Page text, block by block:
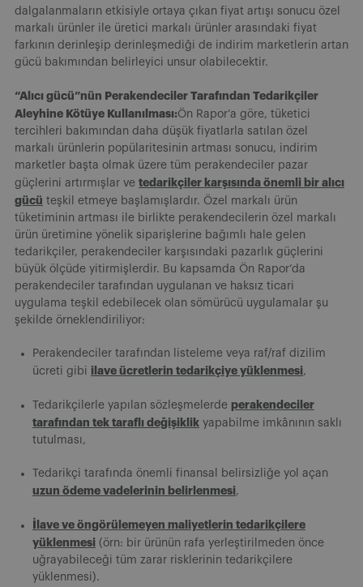
dalgalanmaların etkisiyle ortaya çıkan fiyat artışı sonucu özel
markalı ürünler ile üretici markalı ürünler arasındaki fiyat
farkının derinleşip derinleşmediği de indirim marketlerin artan
gücü bakımından belirleyici unsur olabilecektir.
“Alıcı gücü”nün Perakendeciler Tarafından Tedarikçiler
Aleyhine Kötüye Kullanılması:Ön Rapor’a göre, tüketici
tercihleri bakımından daha düşük fiyatlarla satılan özel
markalı ürünlerin popülaritesinin artması sonucu, indirim
marketler başta olmak üzere tüm perakendeciler pazar
güçlerini artırmışlar ve tedarikçiler karşısında önemli bir alıcı
gücü teşkil etmeye başlamışlardır. Özel markalı ürün
tüketiminin artması ile birlikte perakendecilerin özel markalı
ürün üretimine yönelik siparişlerine bağımlı hale gelen
tedarikçiler, perakendeciler karşısındaki pazarlık güçlerini
büyük ölçüde yitirmişlerdir. Bu kapsamda Ön Rapor’da
perakendeciler tarafından uygulanan ve haksız ticari
uygulama teşkil edebilecek olan sömürücü uygulamalar şu
şekilde örneklendiriliyor:
Perakendeciler tarafından listeleme veya raf/raf dizilim
ücreti gibi ilave ücretlerin tedarikçiye yüklenmesi,
Tedarikçilerle yapılan sözleşmelerde perakendeciler
tarafından tek taraflı değişiklik yapabilme imkânının saklı
tutulması,
Tedarikçi tarafında önemli finansal belirsizliğe yol açan
uzun ödeme vadelerinin belirlenmesi,
İlave ve öngörülemeyen maliyetlerin tedarikçilere
yüklenmesi (örn: bir ürünün rafa yerleştirilmeden önce
uğrayabileceği tüm zarar risklerinin tedarikçilere
yüklenmesi).